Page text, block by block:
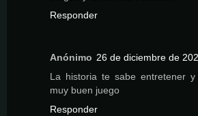
Responder
Anónimo 26 de diciembre de
La historia te sabe entretener y
muy buen juego
Responder